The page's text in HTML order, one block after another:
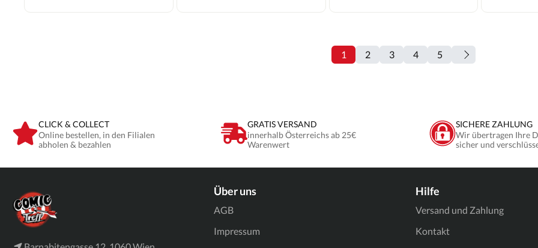
1 2 3 4 5
CLICK & COLLECT
Online bestellen, in den Filialen
abholen & bezahlen
GRATIS VERSAND
innerhalb Österreichs ab 25€
Warenwert
SICHERE ZAHLUNG
Wir übertragen Ihre
sicher und
Über uns
AGB
Impressum
Hilfe
Versand und Zahlung
Kontakt